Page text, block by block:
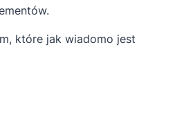
które jak wiadomo jest